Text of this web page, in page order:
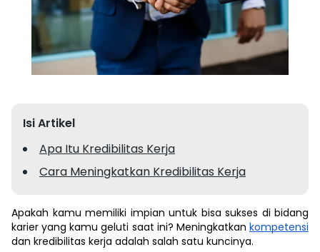
Isi Artikel
Apa Itu Kredibilitas Kerja
Cara Meningkatkan Kredibilitas Kerja
Apakah kamu memiliki impian untuk bisa sukses di bidang
karier yang kamu geluti saat ini? Meningkatkan kompetensi
dan kredibilitas kerja adalah salah satu kuncinya.